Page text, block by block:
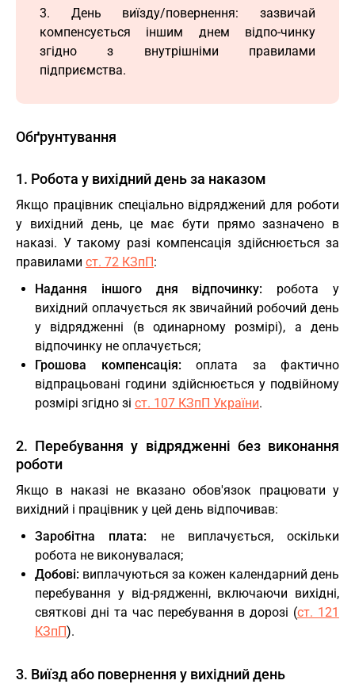
3. День виїзду/повернення: зазвичай
компенсується іншим днем відпо-чинку
згідно з внутрішніми правилами
підприємства.
Обґрунтування
1. Робота у вихідний день за наказом
Якщо працівник спеціально відряджений для роботи
у вихідний день, це має бути прямо зазначено в
наказі. У такому разі компенсація здійснюється за
правилами ст. 72 КЗпП:
Надання іншого дня відпочинку: робота у
вихідний оплачується як звичайний робочий день
у відрядженні (в одинарному розмірі), а день
відпочинку не оплачується;
Грошова компенсація: оплата за фактично
відпрацьовані години здійснюється у подвійному
розмірі згідно зі ст. 107 КЗпП України.
2. Перебування у відрядженні без виконання
роботи
Якщо в наказі не вказано обов'язок працювати у
вихідний і працівник у цей день відпочивав:
Заробітна плата: не виплачується, оскільки
робота не виконувалася;
Добові: виплачуються за кожен календарний день
перебування у від-рядженні, включаючи вихідні,
святкові дні та час перебування в дорозі (ст. 121
КЗпП).
3. Виїзд або повернення у вихідний день